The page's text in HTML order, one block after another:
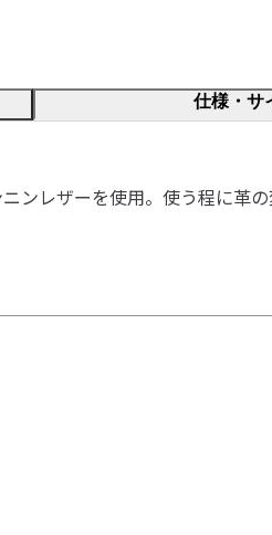
仕様・サ
レザーを使用。使う程に革